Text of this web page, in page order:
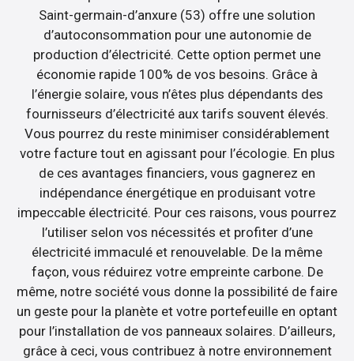
Saint-germain-d’anxure (53) offre une solution
d’autoconsommation pour une autonomie de
production d’électricité. Cette option permet une
économie rapide 100% de vos besoins. Grâce à
l’énergie solaire, vous n’êtes plus dépendants des
fournisseurs d’électricité aux tarifs souvent élevés.
Vous pourrez du reste minimiser considérablement
votre facture tout en agissant pour l’écologie. En plus
de ces avantages financiers, vous gagnerez en
indépendance énergétique en produisant votre
impeccable électricité. Pour ces raisons, vous pourrez
l’utiliser selon vos nécessités et profiter d’une
électricité immaculé et renouvelable. De la même
façon, vous réduirez votre empreinte carbone. De
même, notre société vous donne la possibilité de faire
un geste pour la planète et votre portefeuille en optant
pour l’installation de vos panneaux solaires. D’ailleurs,
grâce à ceci, vous contribuez à notre environnement